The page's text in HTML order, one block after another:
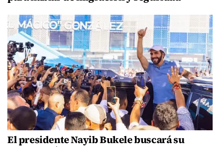
El presidente Nayib Bukele buscará su